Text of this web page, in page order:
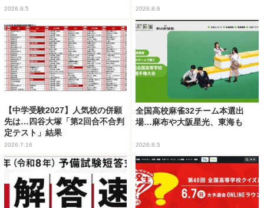
2026.8.5 2026.8.6
【中学受験2027】人気校の併願
先は…四谷大塚「第2回合不合判
定テスト」結果
2026.7.16
全国高校麻雀32チーム本選出
場…麻布や大阪星光、東海も
2026.8.5